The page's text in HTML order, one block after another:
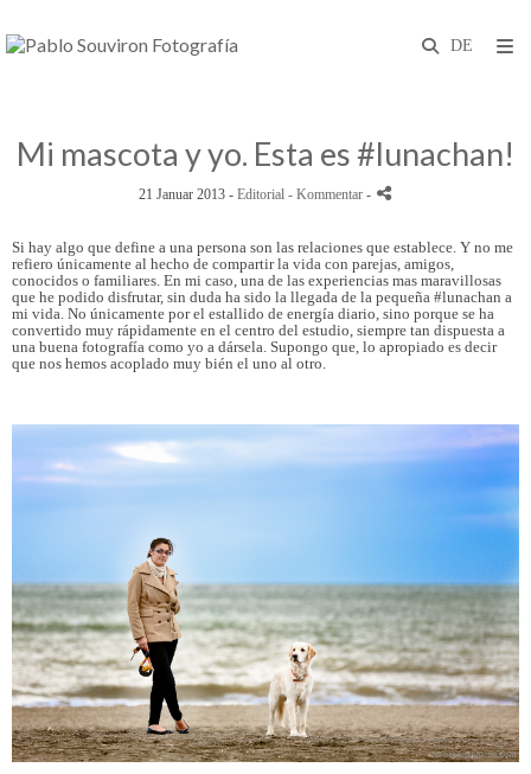
Mi mascota y yo. Esta es #lunachan!
21 Januar 2013 - Editorial - Kommentar -
Si hay algo que define a una persona son las relaciones que establece. Y no me
refiero únicamente al hecho de compartir la vida con parejas, amigos,
conocidos o familiares. En mi caso, una de las experiencias mas maravillosas
que he podido disfrutar, sin duda ha sido la llegada de la pequeña #lunachan a
mi vida. No únicamente por el estallido de energía diario, sino porque se ha
convertido muy rápidamente en el centro del estudio, siempre tan dispuesta a
una buena fotografía como yo a dársela. Supongo que, lo apropiado es decir
que nos hemos acoplado muy bién el uno al otro.